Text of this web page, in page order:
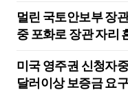
멀린 국토안보부 장
중 포화로 장관 자리
미국 영주권 신청자
달러이상 보증금 요